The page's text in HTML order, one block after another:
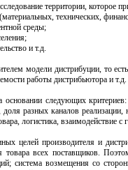
территории, которое
технических,
среды;
и т.д.
модели дистрибуции, то
работы дистрибьютора и т.д.
следующих критериев:
разных каналов реализации,
логистика, взаимодействие
целей производителя и
товара всех поставщиков.
система возмещения со